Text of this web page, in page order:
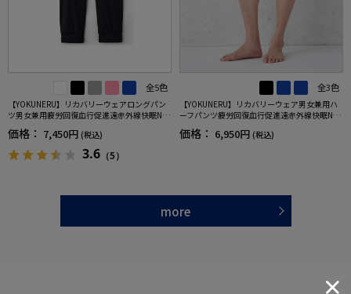
全5色
【YOKUNERU】リカバリーウェアロングパン
ツ男女兼用疲労回復血行促進遠赤外線快眠NA
NOMIX(R)【一般医療機器】SS～LLサイズ
価格： 7,450円 (税込)
3.6 （5）
全3色
【YOKUNERU】リカバリーウェア男女兼用ハ
ーフパンツ疲労回復血行促進遠赤外線快眠NA
NOMIX(R)【一般医療機器】SS～LLサイズ
価格： 6,950円 (税込)
more